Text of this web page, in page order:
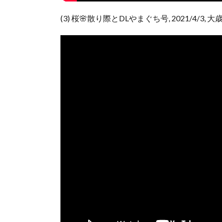
(3) 桜🌸散り際とDLやまぐち号, 2021/4/3, 大